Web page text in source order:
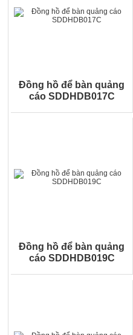
Đồng hồ để bàn quảng
cáo SDDHDB017C
Đồng hồ để bàn quảng
cáo SDDHDB019C